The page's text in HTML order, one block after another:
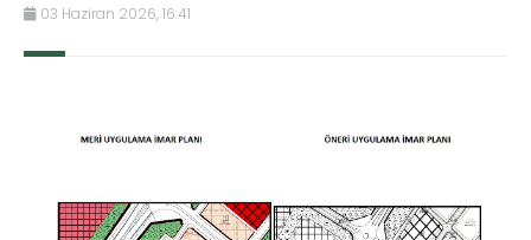
03 Haziran 2026, 16:41